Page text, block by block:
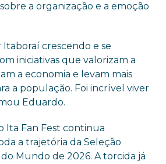
a organização e a emoção
Itaboraí crescendo e se
iniciativas que valorizam a
a economia e levam mais
a população. Foi incrível viver
Eduardo.
Ita Fan Fest continua
a trajetória da Seleção
do Mundo de 2026. A torcida já